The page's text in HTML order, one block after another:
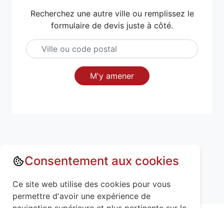
Recherchez une autre ville ou remplissez le
formulaire de devis juste à côté.
M'y amener
Annuaire : Monte escalier
Ain (01)
Bressolles (01360)
Consentement aux cookies
Ce site web utilise des cookies pour vous
permettre d'avoir une expérience de